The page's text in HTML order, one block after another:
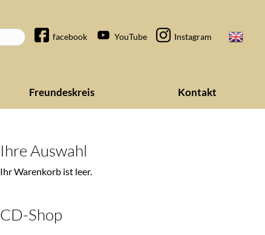
Navigation
facebook YouTube Instagram
Freundeskreis Kontakt
Ihre Auswahl
Ihr Warenkorb ist leer.
CD-Shop